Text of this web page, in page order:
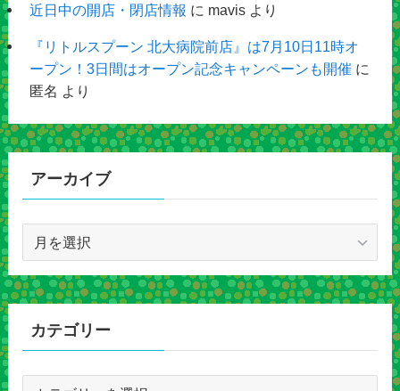
近日中の開店・閉店情報 に mavisより
『リトルスプーン 北大病院前店』は7月10日11時オ
ープン！3日間はオープン記念キャンペーンも開催 に
匿名 より
アーカイブ
カ
イ
カテゴリー